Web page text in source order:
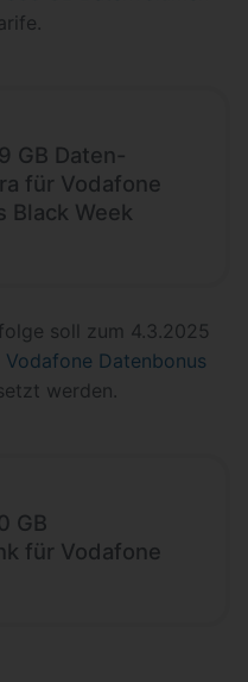
GB Daten-
für Vodafone
Black Week
soll zum 4.3.2025
Vodafone Datenbonus
werden.
GB
für Vodafone